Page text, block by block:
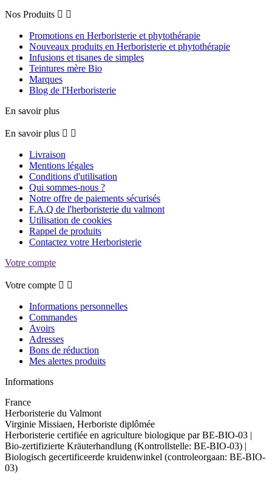
Nos Produits  
Promotions en Herboristerie et phytothérapie
Nouveaux produits en Herboristerie et phytothérapie
Infusions et tisanes de simples
Teintures mère Bio
Marques
Blog de l'Herboristerie
En savoir plus
En savoir plus  
Livraison
Mentions légales
Conditions d'utilisation
Qui sommes-nous ?
Notre offre de paiements sécurisés
F.A.Q de l'herboristerie du valmont
Utilisation de cookies
Rappel de produits
Contactez votre Herboristerie
Votre compte
Votre compte  
Informations personnelles
Commandes
Avoirs
Adresses
Bons de réduction
Mes alertes produits
Informations
France
Herboristerie du Valmont
Virginie Missiaen, Herboriste diplômée
Herboristerie certifiée en agriculture biologique par BE-BIO-03 |
Bio-zertifizierte Kräuterhandlung (Kontrollstelle: BE-BIO-03) |
Biologisch gecertificeerde kruidenwinkel (controleorgaan: BE-BIO-
03)